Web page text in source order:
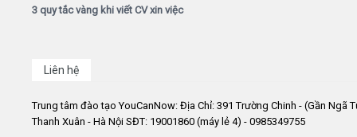
3 quy tắc vàng khi viết CV xin việc
Liên hệ
Trung tâm đào tạo YouCanNow: Địa Chỉ: 391 Trường Chinh - (Gần Ngã
Thanh Xuân - Hà Nội SĐT: 19001860 (máy lẻ 4) - 0985349755